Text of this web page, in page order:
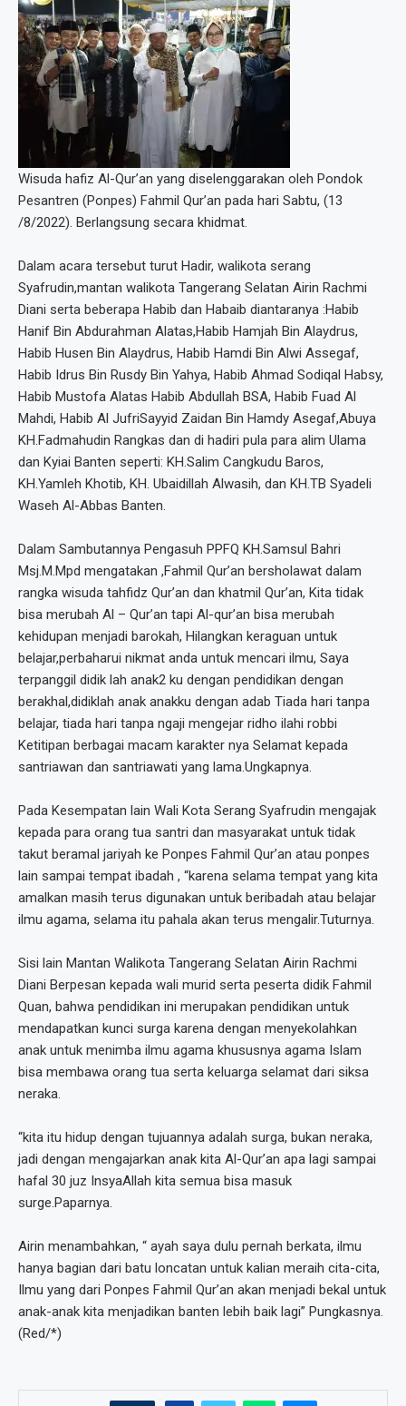
Wisuda hafiz Al-Qur’an yang diselenggarakan oleh Pondok
Pesantren (Ponpes) Fahmil Qur’an pada hari Sabtu, (13
/8/2022). Berlangsung secara khidmat.
Dalam acara tersebut turut Hadir, walikota serang
Syafrudin,mantan walikota Tangerang Selatan Airin Rachmi
Diani serta beberapa Habib dan Habaib diantaranya :Habib
Hanif Bin Abdurahman Alatas,Habib Hamjah Bin Alaydrus,
Habib Husen Bin Alaydrus, Habib Hamdi Bin Alwi Assegaf,
Habib Idrus Bin Rusdy Bin Yahya, Habib Ahmad Sodiqal Habsy,
Habib Mustofa Alatas Habib Abdullah BSA, Habib Fuad Al
Mahdi, Habib Al JufriSayyid Zaidan Bin Hamdy Asegaf,Abuya
KH.Fadmahudin Rangkas dan di hadiri pula para alim Ulama
dan Kyiai Banten seperti: KH.Salim Cangkudu Baros,
KH.Yamleh Khotib, KH. Ubaidillah Alwasih, dan KH.TB Syadeli
Waseh Al-Abbas Banten.
Dalam Sambutannya Pengasuh PPFQ KH.Samsul Bahri
Msj.M.Mpd mengatakan ,Fahmil Qur’an bersholawat dalam
rangka wisuda tahfidz Qur’an dan khatmil Qur’an, Kita tidak
bisa merubah Al – Qur’an tapi Al-qur’an bisa merubah
kehidupan menjadi barokah, Hilangkan keraguan untuk
belajar,perbaharui nikmat anda untuk mencari ilmu, Saya
terpanggil didik lah anak2 ku dengan pendidikan dengan
berakhal,didiklah anak anakku dengan adab Tiada hari tanpa
belajar, tiada hari tanpa ngaji mengejar ridho ilahi robbi
Ketitipan berbagai macam karakter nya Selamat kepada
santriawan dan santriawati yang lama.Ungkapnya.
Pada Kesempatan lain Wali Kota Serang Syafrudin mengajak
kepada para orang tua santri dan masyarakat untuk tidak
takut beramal jariyah ke Ponpes Fahmil Qur’an atau ponpes
lain sampai tempat ibadah , “karena selama tempat yang kita
amalkan masih terus digunakan untuk beribadah atau belajar
ilmu agama, selama itu pahala akan terus mengalir.Tuturnya.
Sisi lain Mantan Walikota Tangerang Selatan Airin Rachmi
Diani Berpesan kepada wali murid serta peserta didik Fahmil
Quan, bahwa pendidikan ini merupakan pendidikan untuk
mendapatkan kunci surga karena dengan menyekolahkan
anak untuk menimba ilmu agama khususnya agama Islam
bisa membawa orang tua serta keluarga selamat dari siksa
neraka.
“kita itu hidup dengan tujuannya adalah surga, bukan neraka,
jadi dengan mengajarkan anak kita Al-Qur’an apa lagi sampai
hafal 30 juz InsyaAllah kita semua bisa masuk
surge.Paparnya.
Airin menambahkan, “ ayah saya dulu pernah berkata, ilmu
hanya bagian dari batu loncatan untuk kalian meraih cita-cita,
Ilmu yang dari Ponpes Fahmil Qur’an akan menjadi bekal untuk
anak-anak kita menjadikan banten lebih baik lagi” Pungkasnya.
(Red/*)